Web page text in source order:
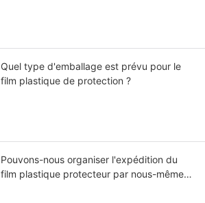
Quel type d'emballage est prévu pour le
film plastique de protection ?
Pouvons-nous organiser l'expédition du
film plastique protecteur par nous-mêmes